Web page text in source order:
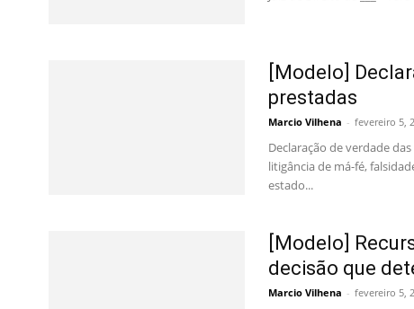
[Modelo]
prestadas
Marcio Vilhena - fevereiro 5,
Declaração de verdade
litigância de má-fé,
estado...
[Modelo]
decisão que
Marcio Vilhena - fevereiro 5,